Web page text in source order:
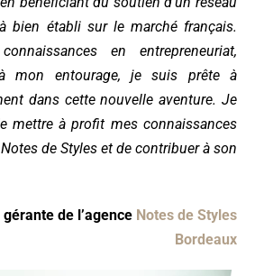
bien établi sur le marché français.
en entrepreneuriat,
mon entourage, je suis prête à
dans cette nouvelle aventure. Je
mettre à profit mes connaissances
de Styles et de contribuer à son
gérante de l’agence Notes de Styles
Bordeaux